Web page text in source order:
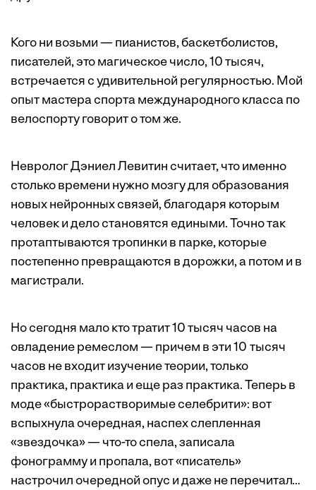
Кого ни возьми — пианистов, баскетболистов,
писателей, это магическое число, 10 тысяч,
встречается с удивительной регулярностью. Мой
опыт мастера спорта международного класса по
велоспорту говорит о том же.
Невролог Дэниел Левитин считает, что именно
столько времени нужно мозгу для образования
новых нейронных связей, благодаря которым
человек и дело становятся едиными. Точно так
протаптываются тропинки в парке, которые
постепенно превращаются в дорожки, а потом и в
магистрали.
Но сегодня мало кто тратит 10 тысяч часов на
овладение ремеслом — причем в эти 10 тысяч
часов не входит изучение теории, только
практика, практика и еще раз практика. Теперь в
моде «быстрорастворимые селебрити»: вот
вспыхнула очередная, наспех слепленная
«звездочка» — что-то спела, записала
фонограмму и пропала, вот «писатель»
настрочил очередной опус и даже не перечитал…